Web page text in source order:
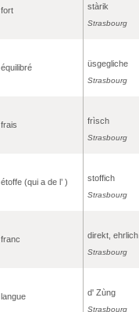
fort stàrik
Strasbourg
équilibré üsgegliche
Strasbourg
frais frìsch
Strasbourg
étoffe (qui a de l’ ) stoffich
Strasbourg
franc direkt, ehrlich
Strasbourg
langue d' Zùng
Strasbourg